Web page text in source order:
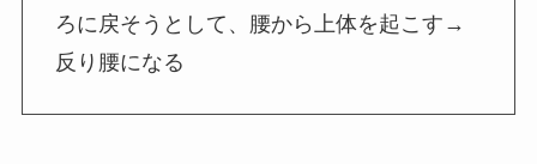
ろに戻そうとして、腰から上体を起こす→
反り腰になる